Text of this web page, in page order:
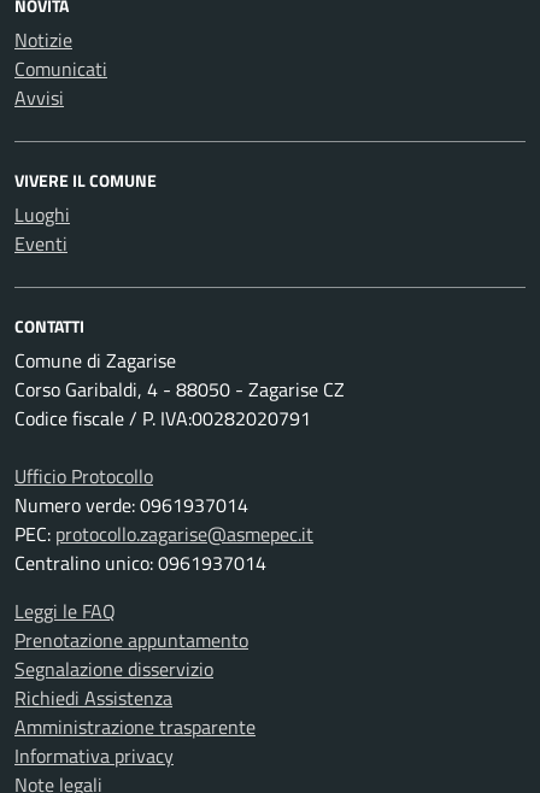
NOVITÀ
Notizie
Comunicati
Avvisi
VIVERE IL COMUNE
Luoghi
Eventi
CONTATTI
Comune di Zagarise
Corso Garibaldi, 4 - 88050 - Zagarise CZ
Codice fiscale / P. IVA:00282020791
Ufficio Protocollo
Numero verde: 0961937014
PEC: protocollo.zagarise@asmepec.it
Centralino unico: 0961937014
Leggi le FAQ
Prenotazione appuntamento
Segnalazione disservizio
Richiedi Assistenza
Amministrazione trasparente
Informativa privacy
Note legali